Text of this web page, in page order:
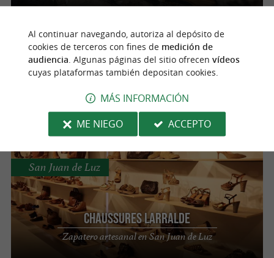
Les Créations TALAIA
Una tienda imprescindible para comprar
cuchillos vascos y makilas en Anglet.
Anglet
Chaussures Larralde
Zapatero artesanal en San Juan de Luz
San Juan de Luz
Al continuar navegando, autoriza al depósito de
cookies de terceros con fines de medición de
audiencia. Algunas páginas del sitio ofrecen vídeos
cuyas plataformas también depositan cookies.
MÁS INFORMACIÓN
ME NIEGO
ACCEPTO